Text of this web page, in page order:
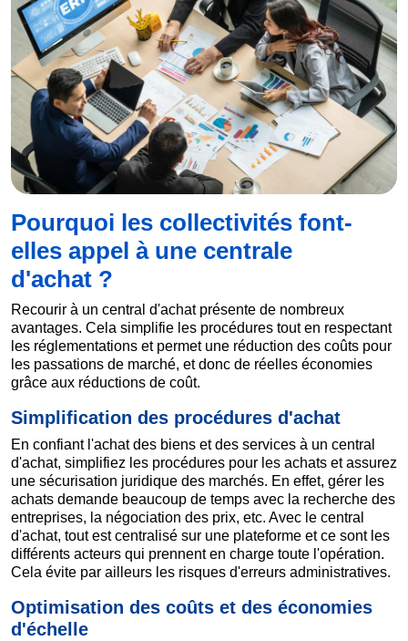
Pourquoi les collectivités font-
elles appel à une centrale
d'achat ?
Recourir à un central d'achat présente de nombreux
avantages. Cela simplifie les procédures tout en respectant
les réglementations et permet une réduction des coûts pour
les passations de marché, et donc de réelles économies
grâce aux réductions de coût.
Simplification des procédures d'achat
En confiant l'achat des biens et des services à un central
d'achat, simplifiez les procédures pour les achats et assurez
une sécurisation juridique des marchés. En effet, gérer les
achats demande beaucoup de temps avec la recherche des
entreprises, la négociation des prix, etc. Avec le central
d'achat, tout est centralisé sur une plateforme et ce sont les
différents acteurs qui prennent en charge toute l'opération.
Cela évite par ailleurs les risques d'erreurs administratives.
Optimisation des coûts et des économies
d'échelle